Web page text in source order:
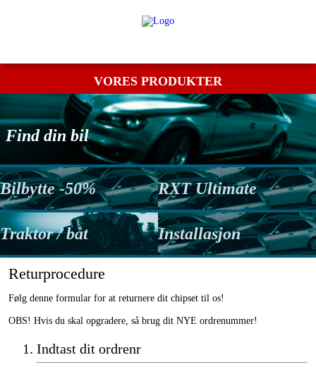
VORES PRODUKTER
Find din bil
Bilbytte -50% RXT Ultimate
Traktor / båt Installasjon
Returprocedure
Følg denne formular for at returnere dit chipset til os!
OBS! Hvis du skal opgradere, så brug dit NYE ordrenummer!
Indtast dit ordrenr